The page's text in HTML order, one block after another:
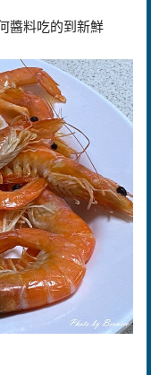
醬料吃的到新鮮